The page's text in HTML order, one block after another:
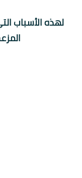
لهذه الأسباب